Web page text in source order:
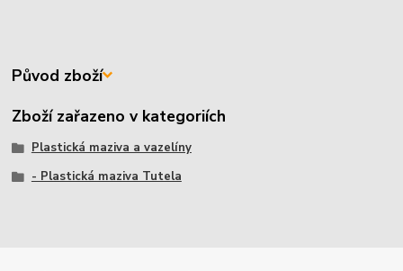
Původ zboží
Zboží zařazeno v kategoriích
Plastická maziva a vazelíny
- Plastická maziva Tutela